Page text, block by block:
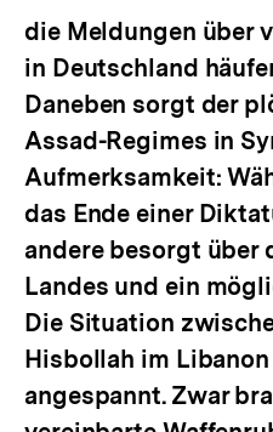
die Meldungen über
in Deutschland
Daneben sorgt der
Assad-Regimes in
Aufmerksamkeit:
das Ende einer
andere besorgt über
Landes und ein
Die Situation
Hisbollah im
angespannt. Zwar